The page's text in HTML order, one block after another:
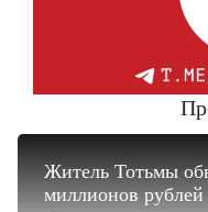
Житель Тотьмы
миллионов рублей